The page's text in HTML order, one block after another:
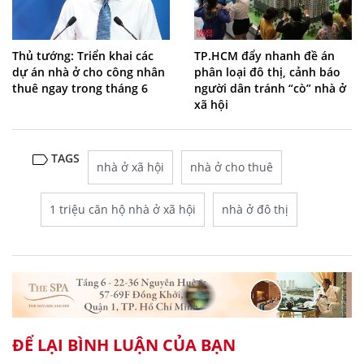
Thủ tướng: Triển khai các
dự án nhà ở cho công nhân
thuê ngay trong tháng 6
TP.HCM đẩy nhanh đề án
phân loại đô thị, cảnh báo
người dân tránh “cò” nhà ở
xã hội
TAGS
nhà ở xã hội nhà ở cho thuê
1 triệu căn hộ nhà ở xã hội nhà ở đô thị
ĐỂ LẠI BÌNH LUẬN CỦA BẠN